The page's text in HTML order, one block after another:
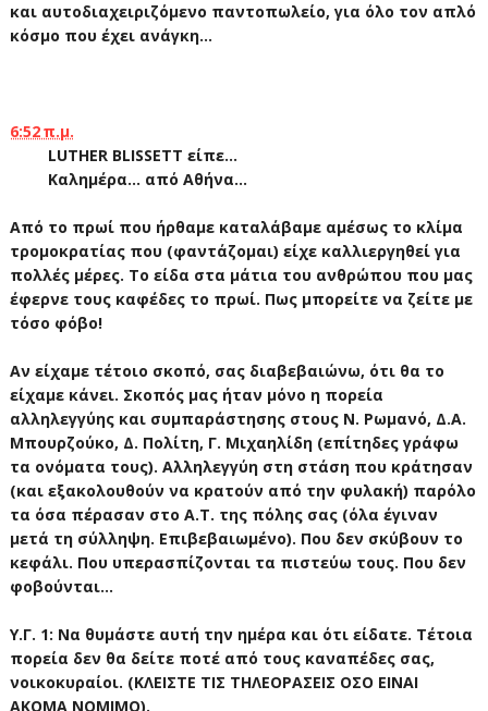
και αυτοδιαχειριζόμενο παντοπωλείο, για όλο τον απλό
κόσμο που έχει ανάγκη...
6:52 π.μ.
LUTHER BLISSETT είπε...
Καλημέρα... από Αθήνα...
Από το πρωί που ήρθαμε καταλάβαμε αμέσως το κλίμα
τρομοκρατίας που (φαντάζομαι) είχε καλλιεργηθεί για
πολλές μέρες. Το είδα στα μάτια του ανθρώπου που μας
έφερνε τους καφέδες το πρωί. Πως μπορείτε να ζείτε με
τόσο φόβο!
Αν είχαμε τέτοιο σκοπό, σας διαβεβαιώνω, ότι θα το
είχαμε κάνει. Σκοπός μας ήταν μόνο η πορεία
αλληλεγγύης και συμπαράστησης στους Ν. Ρωμανό, Δ.Α.
Μπουρζούκο, Δ. Πολίτη, Γ. Μιχαηλίδη (επίτηδες γράφω
τα ονόματα τους). Αλληλεγγύη στη στάση που κράτησαν
(και εξακολουθούν να κρατούν από την φυλακή) παρόλο
τα όσα πέρασαν στο Α.Τ. της πόλης σας (όλα έγιναν
μετά τη σύλληψη. Επιβεβαιωμένο). Που δεν σκύβουν το
κεφάλι. Που υπερασπίζονται τα πιστεύω τους. Που δεν
φοβούνται...
Υ.Γ. 1: Να θυμάστε αυτή την ημέρα και ότι είδατε. Τέτοια
πορεία δεν θα δείτε ποτέ από τους καναπέδες σας,
νοικοκυραίοι. (ΚΛΕΙΣΤΕ ΤΙΣ ΤΗΛΕΟΡΑΣΕΙΣ ΟΣΟ ΕΙΝΑΙ
ΑΚΟΜΑ ΝΟΜΙΜΟ).